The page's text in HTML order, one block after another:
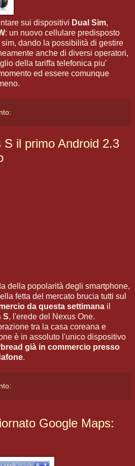
sui dispositivi Dual Sim,
: un nuovo cellulare predisposto
dando la possibilità di gestire
anche di diversi operatori,
della tariffa telefonica piu'
ed essere comunque
S il primo Android 2.3
della popolarità degli smartphone,
fetta del mercato brucia tutti sul
da questa settimana il
S, l'erede del Nexus One.
tra la casa coreana e
è in assoluto l'unico dispositivo
già in commercio presso
.
Google Maps: